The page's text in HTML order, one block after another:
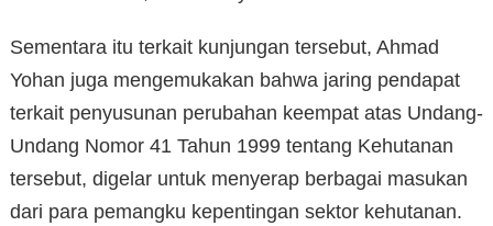
Sementara itu terkait kunjungan tersebut, Ahmad
Yohan juga mengemukakan bahwa jaring pendapat
terkait penyusunan perubahan keempat atas Undang-
Undang Nomor 41 Tahun 1999 tentang Kehutanan
tersebut, digelar untuk menyerap berbagai masukan
dari para pemangku kepentingan sektor kehutanan.